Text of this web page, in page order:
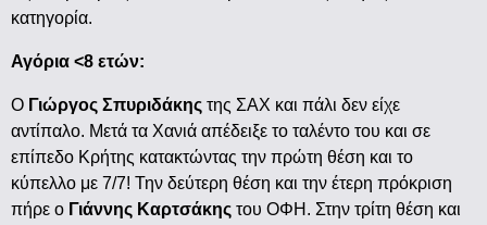
κατηγορία.
Αγόρια <8 ετών:
Ο Γιώργος Σπυριδάκης της ΣΑΧ και πάλι δεν είχε
αντίπαλο. Μετά τα Χανιά απέδειξε το ταλέντο του και σε
επίπεδο Κρήτης κατακτώντας την πρώτη θέση και το
κύπελλο με 7/7! Την δεύτερη θέση και την έτερη πρόκριση
πήρε ο Γιάννης Καρτσάκης του ΟΦΗ. Στην τρίτη θέση και